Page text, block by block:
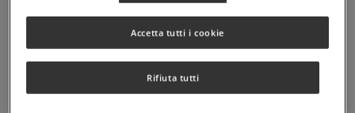
Rifiuta tutti
Accetta tutti i cookie